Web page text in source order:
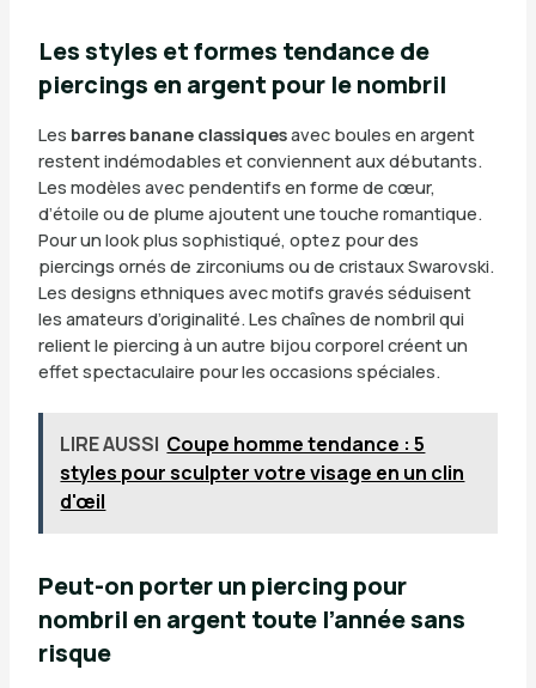
Les styles et formes tendance de
piercings en argent pour le nombril
Les barres banane classiquesavec boules en argent
restent indémodables et conviennent aux débutants.
Les modèles avec pendentifs en forme de cœur,
d’étoile ou de plume ajoutent une touche romantique.
Pour un look plus sophistiqué, optez pour des
piercings ornés de zirconiums ou de cristaux Swarovski.
Les designs ethniques avec motifs gravés séduisent
les amateurs d’originalité. Les chaînes de nombril qui
relient le piercing à un autre bijou corporel créent un
effet spectaculaire pour les occasions spéciales.
LIRE AUSSI Coupe homme tendance : 5
styles pour sculpter votre visage en un clin
d'œil
Peut-on porter un piercing pour
nombril en argent toute l’année sans
risque